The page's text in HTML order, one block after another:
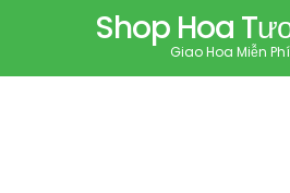
Shop Hoa
Giao Hoa Miễn Phí